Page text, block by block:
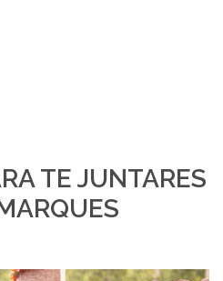
TE JUNTARES